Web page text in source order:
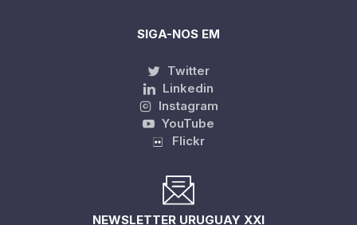
SIGA-NOS EM
Twitter
Linkedin
Instagram
YouTube
Flickr
NEWSLETTER URUGUAY XXI